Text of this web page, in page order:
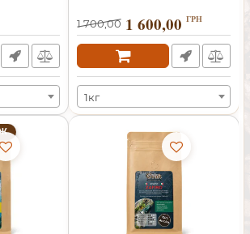
1 700,00 1 600,00 ГРН
1кг